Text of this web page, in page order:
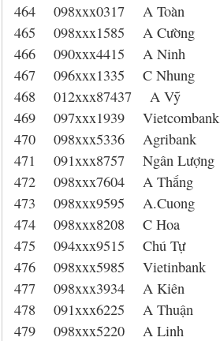
464 098xxx0317 A Toàn
465 098xxx1585 A Cường
466 090xxx4415 A Ninh
467 096xxx1335 C Nhung
468 012xxx87437 A Vỹ
469 097xxx1939 Vietcombank
470 098xxx5336 Agribank
471 091xxx8757 Ngân Lượng
472 098xxx7604 A Thắng
473 098xxx9595 A.Cuong
474 098xxx8208 C Hoa
475 094xxx9515 Chú Tự
476 098xxx5985 Vietinbank
477 098xxx3934 A Kiên
478 091xxx6225 A Thuận
479 098xxx5220 A Linh